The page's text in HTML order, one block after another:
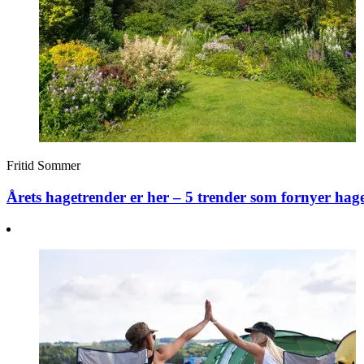
Fritid Sommer
Årets hagetrender er her – 5 trender som fornyer